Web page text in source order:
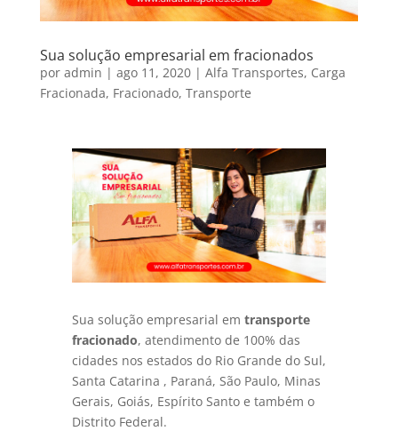
Sua solução empresarial em fracionados
por admin | ago 11, 2020| Alfa Transportes, Carga
Fracionada, Fracionado, Transporte
Sua solução empresarial em transporte
fracionado, atendimento de 100% das
cidades nos estados do Rio Grande do Sul,
Santa Catarina , Paraná, São Paulo, Minas
Gerais, Goiás, Espírito Santo e também o
Distrito Federal.